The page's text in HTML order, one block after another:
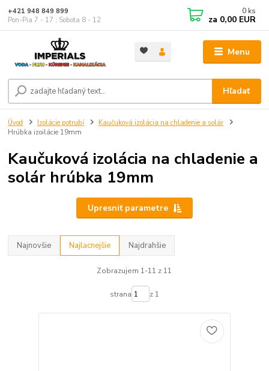
Menu
Hľadať
+421 948 849 899
Pon-Pia 7 - 17 ; Sobota 8 - 12
0 ks
za 0,00 EUR
Úvod Izolácie potrubí
Kaučuková izolácia na chladenie a solár
Hrúbka izoilácie 19mm
Kaučuková izolácia na chladenie a
solár hrúbka 19mm
Upresniť parametre
Najnovšie Najlacnejšie Najdrahšie
Zobrazujem 1-11 z 11
strana z 1